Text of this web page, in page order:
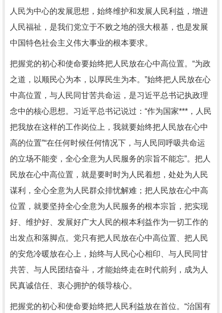
人民为中心的发展思想，始终维护和发展人民利益，增进
人民福祉，是我们党立于不败之地的强大根基，也是发展
中国特色社会主义伟大事业的根本要求。
把握党的初心和使命要始终把人民放在心中高位置。“为政
之道，以顺民心为本，以厚民生为本。”始终把人民放在心
中高位置，与人民同甘苦共命运，是习近平总书记执政理
念中的核心思想。习近平总书记说过：“作为国家***，人民
把我放在这样的工作岗位上，我就要始终把人民放在心中
高的位置”“在任何时候任何情况下，与人民同呼吸共命运
的立场不能变，全心全意为人民服务的宗旨不能忘”。把人
民放在心中高位置，就是要时时为人民着想，处处为人民
谋利，全心全意为人民群众排忧解难；把人民放在心中高
位置，就要坚持全心全意为人民服务的根本宗旨，把实现
好、维护好、发展好广大人民的根本利益作为一切工作的
出发点和落脚点。党只有把人民放在心中高位置、把人民
的安危冷暖放在心上，始终与人民心心相印、与人民同甘
共苦、与人民团结奋斗，才能始终走在时代前列，成为人
民真诚信任、衷心拥护的领导核心。
把握党的初心和使命要始终把人民利益放在首位。“治国有